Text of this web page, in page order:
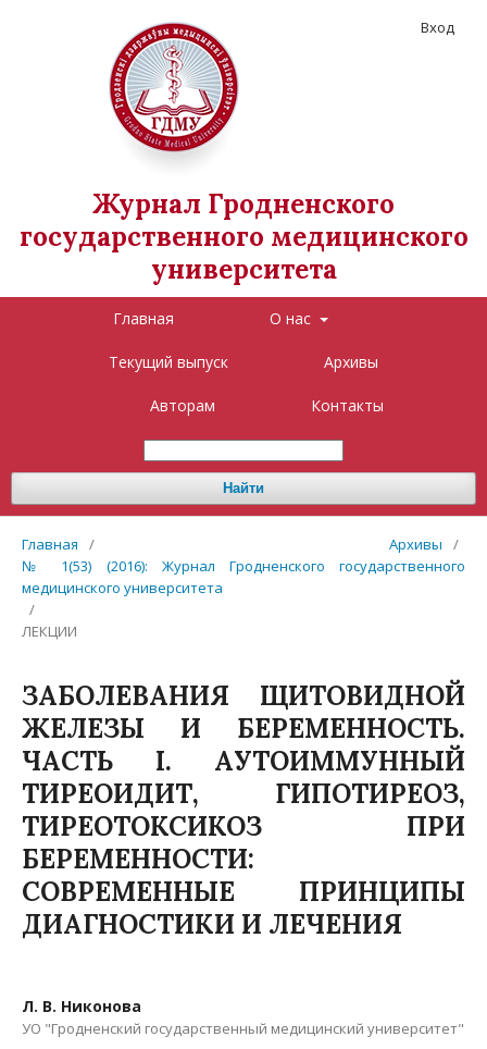
Журнал Гродненского
государственного медицинского
университета
Главная О нас
Текущий выпуск Архивы
Авторам Контакты
Найти
Вход
Главная / Архивы
/
№ 1(53) (2016): Журнал Гродненского государственного
медицинского университета
/
ЛЕКЦИИ
ЗАБОЛЕВАНИЯ ЩИТОВИДНОЙ
ЖЕЛЕЗЫ И БЕРЕМЕННОСТЬ.
ЧАСТЬ I. АУТОИММУННЫЙ
ТИРЕОИДИТ, ГИПОТИРЕОЗ,
ТИРЕОТОКСИКОЗ ПРИ
БЕРЕМЕННОСТИ:
СОВРЕМЕННЫЕ ПРИНЦИПЫ
ДИАГНОСТИКИ И ЛЕЧЕНИЯ
Л. В. Никонова
УО "Гродненский государственный медицинский университет"